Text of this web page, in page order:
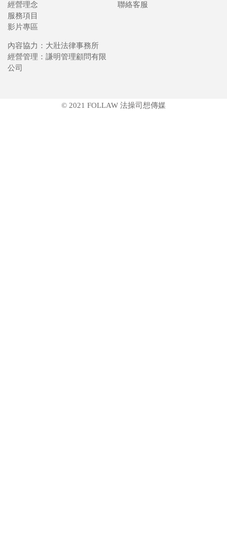
經營理念
服務項目
影片專區
聯絡客服
內容協力：大壯法律事務所
經營管理：謙明管理顧問有限
公司
© 2021 FOLLAW 法操司想傳媒